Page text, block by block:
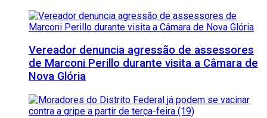
Vereador denuncia agressão de assessores
de Marconi Perillo durante visita a Câmara de
Nova Glória